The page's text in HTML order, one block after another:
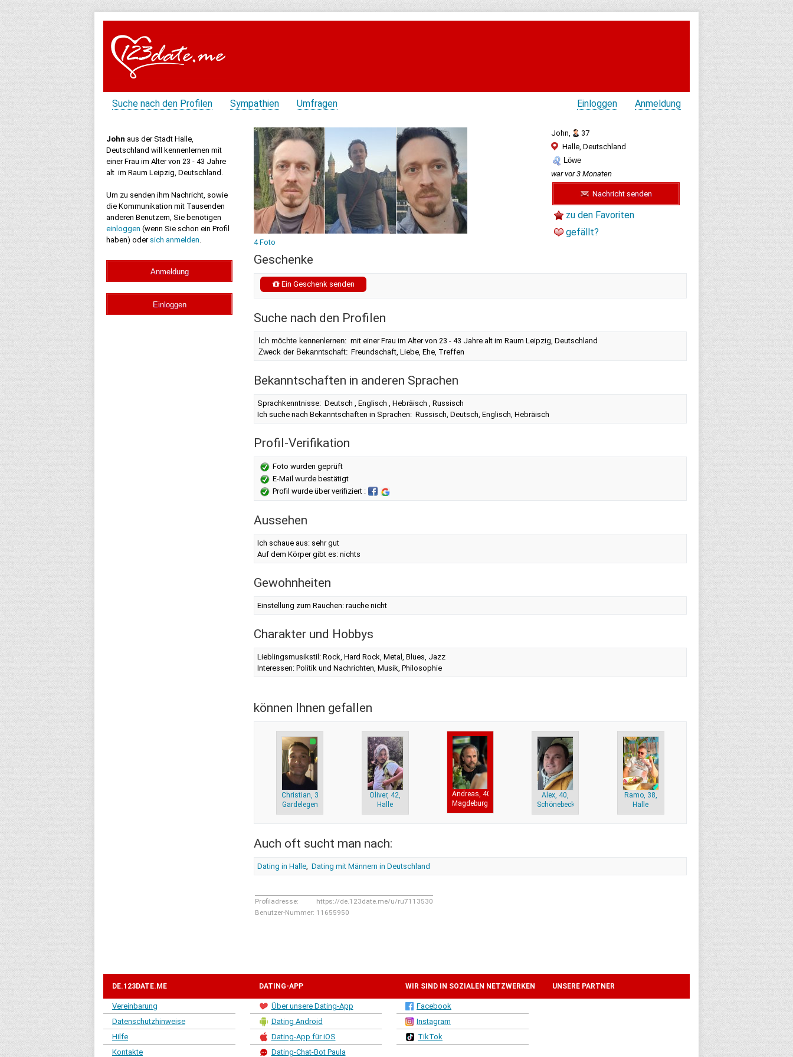
Suche nach den Profilen Sympathien Umfragen Anmeldung
Einloggen
John aus der Stadt Halle,
Deutschland will kennenlernen mit
einer Frau im Alter von 23 - 43 Jahre
alt im Raum Leipzig, Deutschland.
Um zu senden ihm Nachricht, sowie
die Kommunikation mit Tausenden
anderen Benutzern, Sie benötigen
einloggen (wenn Sie schon ein Profil
haben) oder sich anmelden. 4 Foto
John,
37
Halle, Deutschland
Löwe
war vor 3 Monaten
Nachricht senden
zu den Favoriten
gefällt?
Geschenke
Ein Geschenk senden
Suche nach den Profilen
Ich möchte kennenlernen: mit einer Frau im Alter von 23 - 43 Jahre alt im Raum Leipzig, Deutschland
Zweck der Bekanntschaft: Freundschaft, Liebe, Ehe, Treffen
Bekanntschaften in anderen Sprachen
Sprachkenntnisse: Deutsch , Englisch , Hebräisch , Russisch
Ich suche nach Bekanntschaften in Sprachen: Russisch, Deutsch, Englisch, Hebräisch
Profil-Verifikation
Foto wurden geprüft
E-Mail wurde bestätigt
Profil wurde über verifiziert :
Aussehen
Ich schaue aus: sehr gut
Auf dem Körper gibt es: nichts
Gewohnheiten
Einstellung zum Rauchen: rauche nicht
Charakter und Hobbys
Lieblingsmusikstil: Rock, Hard Rock, Metal, Blues, Jazz
Interessen: Politik und Nachrichten, Musik, Philosophie
können Ihnen gefallen
Christian, 35,
Gardelegen
Oliver, 42,
Halle
Andreas, 40,
Magdeburg
Alex, 40,
Schönebeck
Ramo, 38,
Halle
Auch oft sucht man nach:
Dating in Halle, Dating mit Männern in Deutschland
Profiladresse:
https://de.123date.me/u/ru7113530
Benutzer-Nummer: 11655950
DE.123DATE.ME DATING-APP WIR SIND IN SOZIALEN NETZWERKEN UNSERE PARTNER
Vereinbarung
Datenschutzhinweise
Hilfe
Kontakte
Über unsere Dating-App
Dating Android
Dating-App für iOS
Dating-Chat-Bot Paula
Facebook
Instagram
TikTok